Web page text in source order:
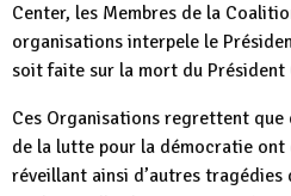
Center, les Membres de la
organisations interpele le
soit faite sur la mort du Président
Ces Organisations regrettent
de la lutte pour la démocratie ont
réveillant ainsi d’autres tragédies